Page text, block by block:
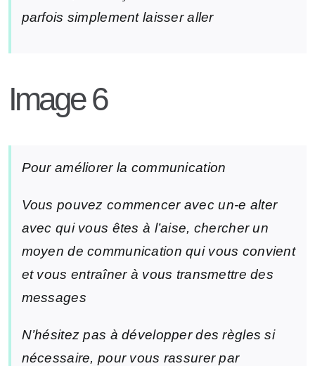
parfois simplement laisser aller
Image 6
Pour améliorer la communication
Vous pouvez commencer avec un-e alter
avec qui vous êtes à l’aise, chercher un
moyen de communication qui vous convient
et vous entraîner à vous transmettre des
messages
N’hésitez pas à développer des règles si
nécessaire, pour vous rassurer par